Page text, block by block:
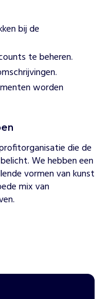
bij de
te beheren.
worden
die de
We hebben een
vormen van kunst
mix van